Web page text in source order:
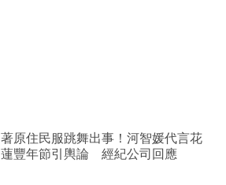
著原住民服跳舞出事！河智媛代言花
蓮豐年節引輿論 經紀公司回應